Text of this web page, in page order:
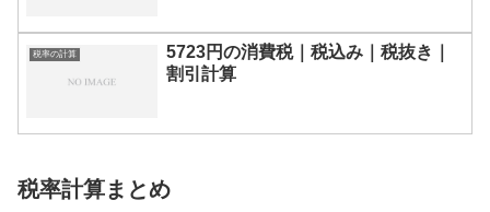
税率の計算
5723円の消費税｜税込み｜税抜き｜
割引計算
税率計算まとめ